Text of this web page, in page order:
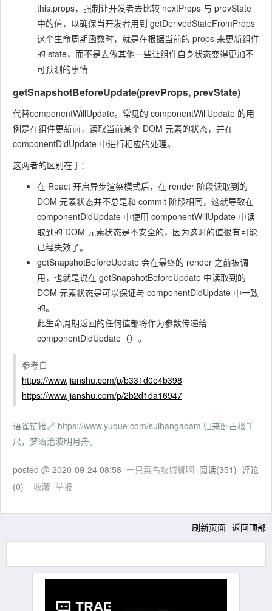
this.props，强制让开发者去比较 nextProps 与 prevState
中的值，以确保当开发者用到 getDerivedStateFromProps
这个生命周期函数时，就是在根据当前的 props 来更新组件
的 state，而不是去做其他一些让组件自身状态变得更加不
可预测的事情
getSnapshotBeforeUpdate(prevProps, prevState)
代替componentWillUpdate。常见的 componentWillUpdate 的用
例是在组件更新前，读取当前某个 DOM 元素的状态，并在
componentDidUpdate 中进行相应的处理。
这两者的区别在于：
在 React 开启异步渲染模式后，在 render 阶段读取到的
DOM 元素状态并不总是和 commit 阶段相同，这就导致在
componentDidUpdate 中使用 componentWillUpdate 中读
取到的 DOM 元素状态是不安全的，因为这时的值很有可能
已经失效了。
getSnapshotBeforeUpdate 会在最终的 render 之前被调
用，也就是说在 getSnapshotBeforeUpdate 中读取到的
DOM 元素状态是可以保证与 componentDidUpdate 中一致
的。
此生命周期返回的任何值都将作为参数传递给
componentDidUpdate（）。
参考自
https://www.jianshu.com/p/b331d0e4b398
https://www.jianshu.com/p/2b2d1da16947
语雀链接🔗 https://www.yuque.com/suihangadam 归来卧占楼千
尺，梦落沧波明月舟。
posted @ 2020-09-24 08:58 一只菜鸟攻城狮啊 阅读(351) 评论
(0) 收藏 举报
刷新页面 返回顶部